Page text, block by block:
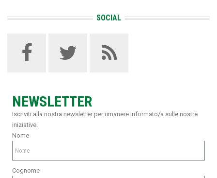
SOCIAL
NEWSLETTER
Iscriviti alla nostra newsletter per rimanere informato/a sulle nostre
iniziative.
Nome
Cognome